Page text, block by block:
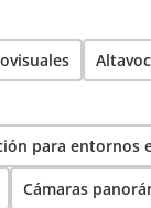
para entornos
Cámaras